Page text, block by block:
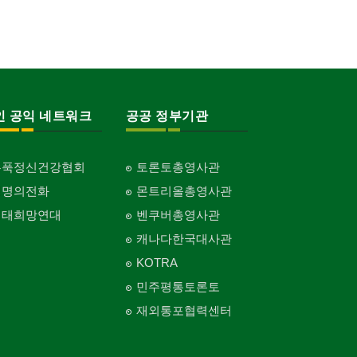
공익 네트워크
정신건강협회
의전화
희망연대
공공 정부기관
토론토총영사관
몬트리올총영사관
벤쿠버총영사관
캐나다한국대사관
KOTRA
민주평통토론토
재외통포협력센터